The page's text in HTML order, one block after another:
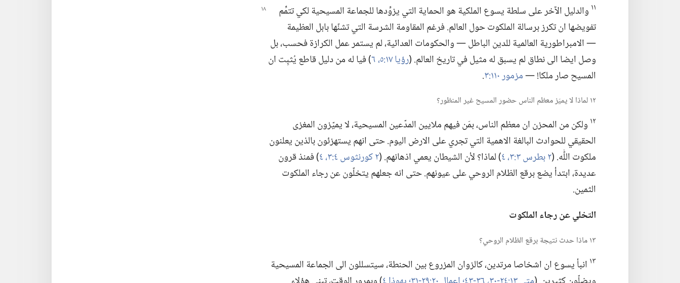
١١ والدليل الآخر على سلطة يسوع الملكية هو الحماية التي يزوِّدها للجماعة المسيحية لكي تتمِّم
تفويضها ان تكرز برسالة الملكوت حول العالم.‏ فرغم المقاومة الشرسة التي تشنّها بابل العظيمة
—‏ الامبراطورية العالمية للدين الباطل —‏ والحكومات العدائية،‏ لم يستمر عمل الكرازة فحسب،‏ بل
وصل ايضا الى نطاق لم يسبق له مثيل في تاريخ العالم.‏ (‏رؤيا ١٧:‏٥،‏ ٦
‏)‏ فيا له من دليل قاطع يُثبِت ان
المسيح صار ملكا!‏ —‏مزمور ١١٠:‏٣ ‏.‏
١٢ لماذا لا يميّز معظم الناس حضور المسيح غير المنظور؟‏
١٢ ولكن من المحزن ان معظم الناس،‏ بمَن فيهم ملايين المدّعين المسيحية،‏ لا يميّزون المغزى
الحقيقي للحوادث البالغة الاهمية التي تجري على الارض اليوم.‏ حتى انهم يستهزئون بالذين يعلنون
ملكوت اللّٰه.‏ (‏٢ بطرس ٣:‏٣،‏ ٤ ‏)‏ لماذا؟‏ لأن الشيطان يعمي اذهانهم.‏ (‏٢ كورنثوس ٤:‏٣،‏ ٤
‏)‏ فمنذ قرون
عديدة،‏ ابتدأ يضع برقع الظلام الروحي على عيونهم.‏ حتى انه جعلهم يتخلّون عن رجاء الملكوت
الثمين.‏
التخلي عن رجاء الملكوت
١٣ ماذا حدث نتيجة برقع الظلام الروحي؟‏
١٣ انبأ يسوع ان اشخاصا مرتدين،‏ كالزوان المزروع بين الحنطة،‏ سيتسللون الى الجماعة المسيحية